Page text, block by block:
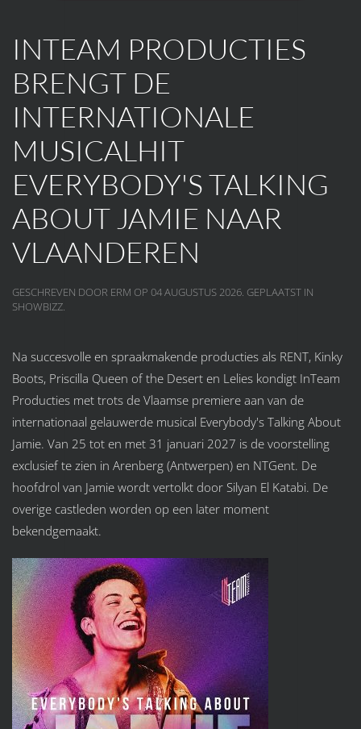
INTEAM PRODUCTIES
BRENGT DE
INTERNATIONALE
MUSICALHIT
EVERYBODY'S TALKING
ABOUT JAMIE NAAR
VLAANDEREN
GESCHREVEN DOOR ERM OP 04 AUGUSTUS 2026. GEPLAATST IN
SHOWBIZZ.
Na succesvolle en spraakmakende producties als RENT, Kinky
Boots, Priscilla Queen of the Desert en Lelies kondigt InTeam
Producties met trots de Vlaamse premiere aan van de
internationaal gelauwerde musical Everybody's Talking About
Jamie. Van 25 tot en met 31 januari 2027 is de voorstelling
exclusief te zien in Arenberg (Antwerpen) en NTGent. De
hoofdrol van Jamie wordt vertolkt door Silyan El Katabi. De
overige castleden worden op een later moment
bekendgemaakt.